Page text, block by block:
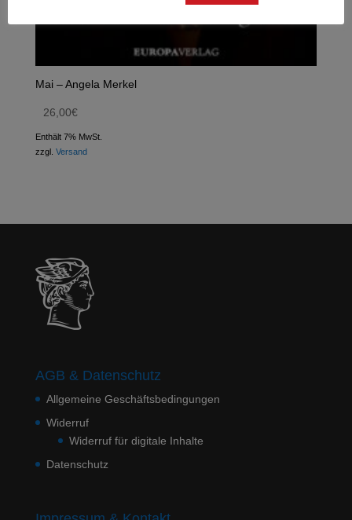
Mai – Angela Merkel
26,00€
Enthält 7% MwSt.
zzgl. Versand
AGB & Datenschutz
Allgemeine Geschäftsbedingungen
Widerruf
Widerruf für digitale Inhalte
Datenschutz